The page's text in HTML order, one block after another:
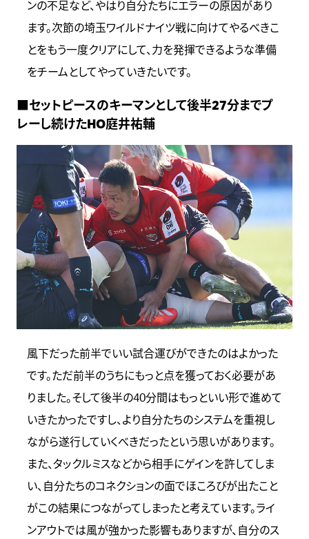
ンの不足など、やはり自分たちにエラーの原因があり
ます。次節の埼玉ワイルドナイツ戦に向けてやるべきこ
とをもう一度クリアにして、力を発揮できるような準備
をチームとしてやっていきたいです。
■セットピースのキーマンとして後半27分までプ
レーし続けたHO庭井祐輔
風下だった前半でいい試合運びができたのはよかった
です。ただ前半のうちにもっと点を獲っておく必要があ
りました。そして後半の40分間はもっといい形で進めて
いきたかったですし、より自分たちのシステムを重視し
ながら遂行していくべきだったという思いがあります。
また、タックルミスなどから相手にゲインを許してしま
い、自分たちのコネクションの面でほころびが出たこと
がこの結果につながってしまったと考えています。ライ
ンアウトでは風が強かった影響もありますが、自分のス